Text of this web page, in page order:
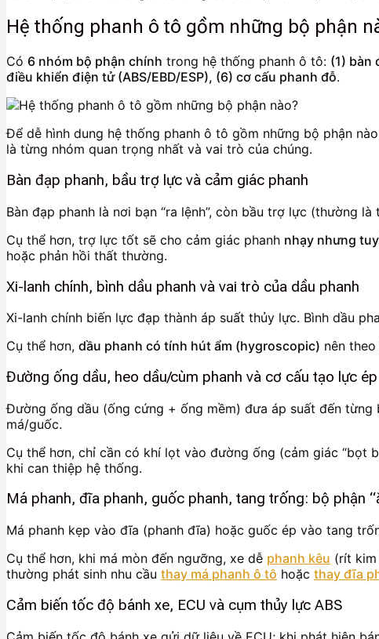
Hệ thống phanh ô tô gồm những bộ phận
Có 6 nhóm bộ phận chính trong hệ thống phanh ô tô: (1) bàn
điều khiển điện tử (ABS/EBD/ESP), (6) cơ cấu phanh đỗ.
Để dễ hình dung hệ thống phanh ô tô gồm những bộ phận
là từng nhóm quan trọng nhất và vai trò của chúng.
Bàn đạp phanh, bầu trợ lực và cảm giác phanh
Bàn đạp phanh là nơi bạn “ra lệnh”, còn bầu trợ lực (thường
Cụ thể hơn, trợ lực tốt sẽ cho cảm giác phanh nhạy nhưng
hoặc phản hồi thất thường.
Xi-lanh chính, bình dầu phanh và vai trò của dầu phanh
Xi-lanh chính biến lực đạp thành áp suất thủy lực. Bình dầu
Cụ thể hơn, dầu phanh có tính hút ẩm (hygroscopic) nên
Đường ống dầu, heo dầu/cùm phanh và cơ cấu tạo lực ép
Đường ống dầu (ống cứng + ống mềm) đưa áp suất đến
má/guốc.
Cụ thể hơn, chỉ cần có khí lọt vào đường ống (cảm giác “bọt
khi can thiệp hệ thống.
Má phanh, đĩa phanh, guốc phanh, tang trống: bộ phận
Má phanh kẹp vào đĩa (phanh đĩa) hoặc guốc ép vào tang
Cụ thể hơn, khi má mòn đến ngưỡng, xe dễ phanh kêu (rít
thường phát sinh nhu cầu thay má phanh ô tô hoặc thay đĩa
Cảm biến tốc độ bánh xe, ECU và cụm thủy lực ABS